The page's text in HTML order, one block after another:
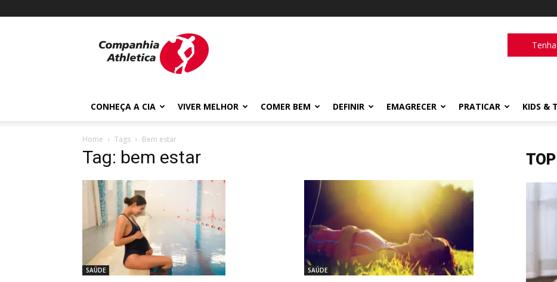
Athletica
CONHEÇA A CIA VIVER MELHOR COMER BEM DEFINIR EMAGRECER PRATICAR KIDS &
Home Tags Bem estar
Tag: bem estar
SAÚDE SAÚDE